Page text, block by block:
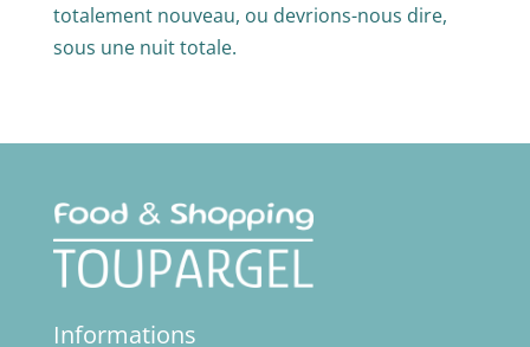
totalement nouveau, ou devrions-nous dire,
sous une nuit totale.
Informations